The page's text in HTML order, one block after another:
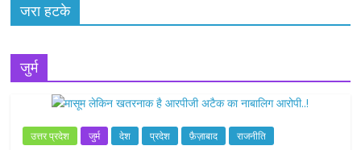
जरा हटके
जुर्म
उत्तर प्रदेश जुर्म देश प्रदेश फ़ैज़ाबाद राजनीति